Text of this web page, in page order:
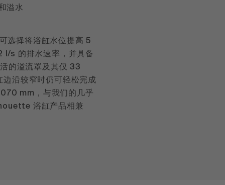
溢水
选择将浴缸水位提高 5
l/s 的排水速率，并具备
的溢流罩及其仅 33
沿较窄时仍可轻松完成
mm，与我们的几乎
浴缸产品相兼